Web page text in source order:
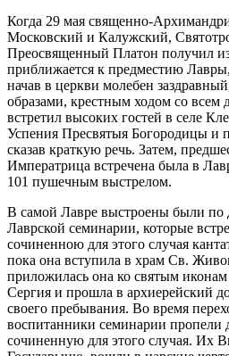
Когда 29 мая священно-
Московский и Калужский,
Преосвященный Платон получил
приближается к предместию Лавры,
начав в церкви молебен
образами, крестным ходом со всем
встретил высоких гостей в селе
Успения Пресвятыя Богородицы и
сказав краткую речь. Затем,
Императрица встречена была в
101 пушечным выстрелом.
В самой Лавре выстроены были по
Лаврской семинарии, которые
сочиненною для этого случая
пока она вступила в храм Св.
приложилась она ко святым
Сергия и прошла в архиерейский
своего пребывания. Во время
воспитанники семинарии пропели
сочиненную для этого случая. Их